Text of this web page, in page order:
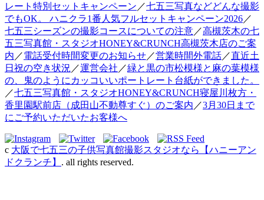
レート特別セットキャンペーン ／七五三写真などどんな撮影
でもOK。 ハニクラ1番人気フルセットキャンペーン2026／
七五三シーズンの撮影コースについての注意／高槻茨木の七
五三写真館・スタジオHONEY&CRUNCH高槻茨木店のご案
内 ／電話受付時間変更のお知らせ／営業時間外電話／直近土
日祝の空き状況 ／運営会社 ／緑と黒の市松模様と麻の葉模様
の、鬼のようにカッコいいポートレート台紙ができました。
／七五三写真館・スタジオHONEY&CRUNCH寝屋川枚方・
香里園駅前店（成田山不動尊すぐ）のご案内 ／3月30日まで
にご予約いただいたお客様へ
c 大阪で七五三の子供写真館撮影スタジオなら【ハニーアン
ドクランチ】 . all rights reserved.